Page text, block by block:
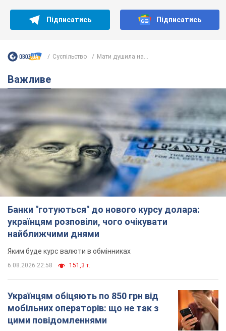
Підписатись Підписатись
Суспільство Мати душила на...
Важливе
Банки "готуються" до нового курсу долара:
українцям розповіли, чого очікувати
найближчими днями
Яким буде курс валюти в обмінниках
6.08.2026 22:58 151,3 т.
Українцям обіцяють по 850 грн від
мобільних операторів: що не так з
цими повідомленнями